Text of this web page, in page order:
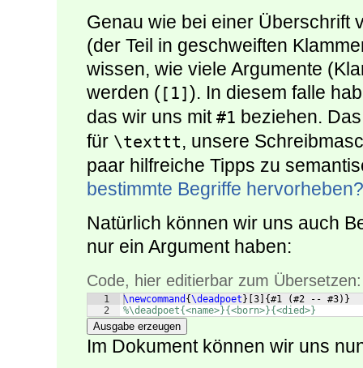
Genau wie bei einer Überschrift
(der Teil in geschweiften
wissen, wie viele Argumente
werden ([1]). In diesem falle
das wir uns mit #1 beziehen.
für \texttt, unsere
paar hilfreiche Tipps zu
bestimmte Begriffe hervorheben?
Natürlich können wir uns auch
nur ein Argument haben:
Code, hier editierbar zum Übersetzen:
1
2
\newcommand {\deadpoet } 3 {#1 (#2 -- #3)}
%\deadpoet{<name>}{<born>}{<died>}
Ausgabe erzeugen
Im Dokument können wir uns